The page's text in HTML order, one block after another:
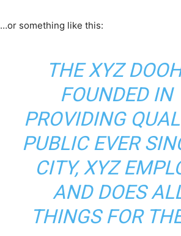
…or something like this:
THE XYZ
FOUNDED
PROVIDING
PUBLIC EVER
CITY, XYZ
AND DOES
THINGS FOR